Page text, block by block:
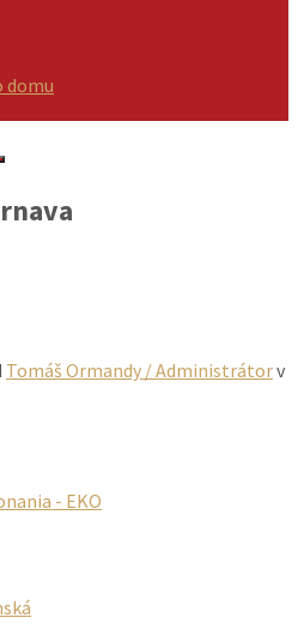
domu
Tomáš Ormandy / Administrátorv
- EKO